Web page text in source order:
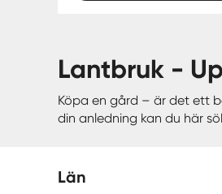
lantbruk -
Köpa en gård – är det ett
din anledning kan du här
Län